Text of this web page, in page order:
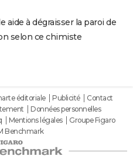
aide à dégraisser la paroi de
selon ce chimiste
éditoriale Publicité
Contact
Données personnelles
Mentions légales
Groupe Figaro
Benchmark